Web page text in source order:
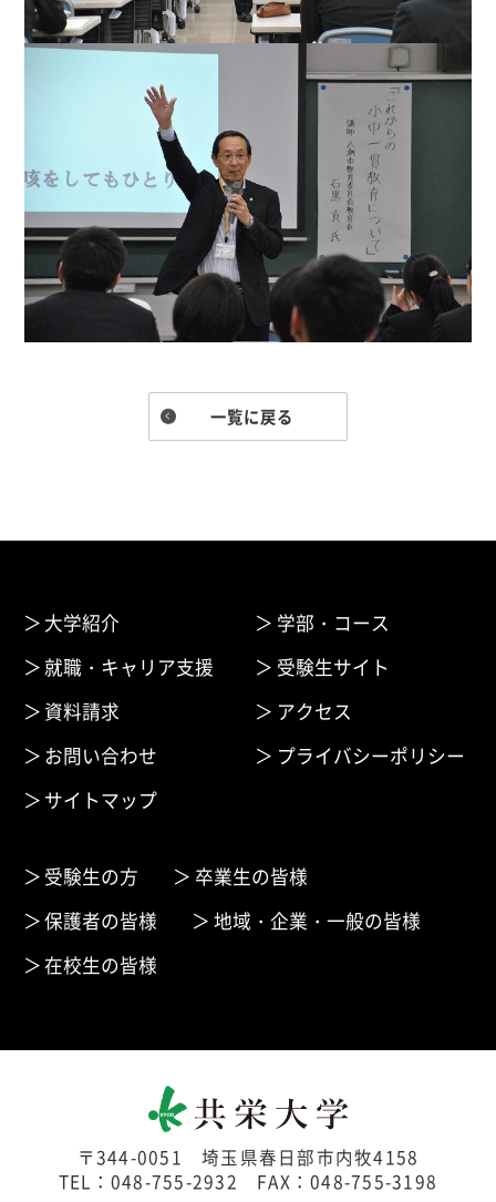
一覧に戻る
大学紹介
学部・コース
就職・キャリア支援
受験生サイト
資料請求
アクセス
お問い合わせ
プライバシーポリシー
サイトマップ
受験生の方
卒業生の皆様
保護者の皆様
地域・企業・一般の皆様
在校生の皆様
〒344-0051 埼玉県春日部市内牧4158
TEL：048-755-2932 FAX：048-755-3198